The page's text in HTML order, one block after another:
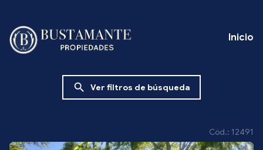
Inicio
search Ver filtros de búsqueda
Cód.: 12491